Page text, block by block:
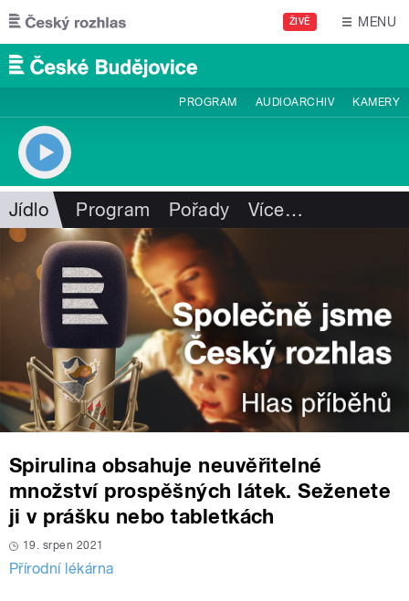
Přejít k hlavnímu obsahu
ŽIVĚ MENU
PROGRAM AUDIOARCHIV KAMERY
Jídlo Program Pořady Více…
Spirulina obsahuje neuvěřitelné
množství prospěšných látek. Seženete
ji v prášku nebo tabletkách
19. srpen 2021
Přírodní lékárna